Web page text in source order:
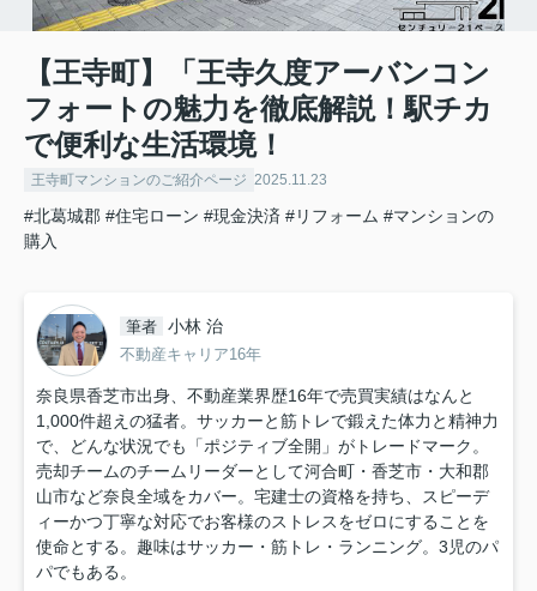
【王寺町】「王寺久度アーバンコン
フォートの魅力を徹底解説！駅チカ
で便利な生活環境！
王寺町マンションのご紹介ページ 2025.11.23
#北葛城郡 #住宅ローン #現金決済 #リフォーム #マンションの
購入
筆者 小林 治
不動産キャリア16年
奈良県香芝市出身、不動産業界歴16年で売買実績はなんと
1,000件超えの猛者。サッカーと筋トレで鍛えた体力と精神力
で、どんな状況でも「ポジティブ全開」がトレードマーク。
売却チームのチームリーダーとして河合町・香芝市・大和郡
山市など奈良全域をカバー。宅建士の資格を持ち、スピーデ
ィーかつ丁寧な対応でお客様のストレスをゼロにすることを
使命とする。趣味はサッカー・筋トレ・ランニング。3児のパ
パでもある。